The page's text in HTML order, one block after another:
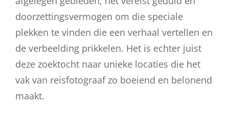
doorzettingsvermogen om die speciale
plekken te vinden die een verhaal vertellen en
de verbeelding prikkelen. Het is echter juist
deze zoektocht naar unieke locaties die het
vak van reisfotograaf zo boeiend en belonend
maakt.